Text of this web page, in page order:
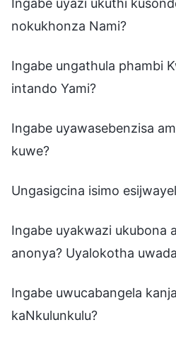
nokukhonza Nami?
Ingabe ungathula phambi
intando Yami?
Ingabe uyawasebenzisa
kuwe?
Ungasigcina isimo
Ingabe uyakwazi ukubona
anonya? Uyalokotha
Ingabe uwucabangela
kaNkulunkulu?